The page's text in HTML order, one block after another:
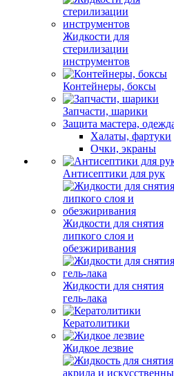
Жидкости для
стерилизации
инструментов
Контейнеры, боксы
Запчасти, шарики
Защита мастера,
Халаты, фартуки
Очки, экраны
Антисептики для рук
Жидкости для снятия
липкого слоя и
обезжиривания
Жидкости для снятия
гель-лака
Кератолитики
Жидкое лезвие